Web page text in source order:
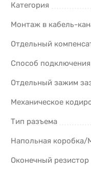
Категория
Монтаж в кабель-
Отдельный
Способ
Отдельный зажим
Механическое
Тип разъема
Напольная
Оконечный резистор